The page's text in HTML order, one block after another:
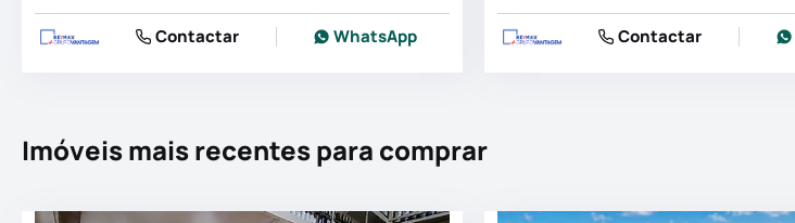
Contactar WhatsApp Contactar
Imóveis mais recentes para comprar